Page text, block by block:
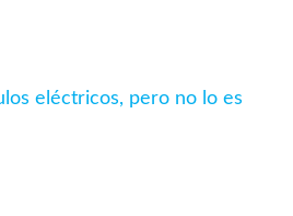
eléctricos, pero no lo es